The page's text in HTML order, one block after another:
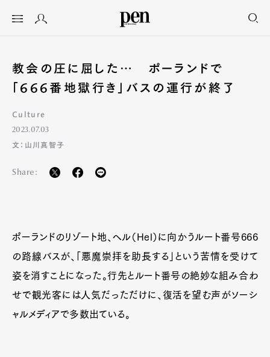
教会の圧に屈した… ポーランドで
「666番地獄行き」バスの運行が終了
Culture
2023.07.03
文：山川真智子
Share:
ポーランドのリゾート地、ヘル（Hel）に向かうルート番号666
の路線バスが、「悪魔崇拝を助長する」という苦情を受けて
姿を消すことになった。行先とルート番号の絶妙な組み合わ
せで観光客には人気だっただけに、復活を望む声がソーシ
ャルメディアで多数出ている。